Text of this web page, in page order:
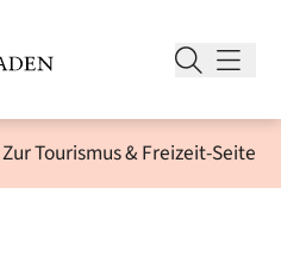
Zur Tourismus & Freizeit-Seite